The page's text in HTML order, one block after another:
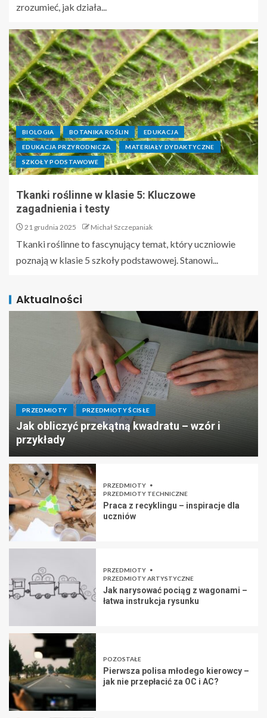
zrozumieć, jak działa...
BIOLOGIA BOTANIKA ROŚLIN EDUKACJA
EDUKACJA PRZYRODNICZA MATERIAŁY DYDAKTYCZNE
SZKOŁY PODSTAWOWE
Tkanki roślinne w klasie 5: Kluczowe
zagadnienia i testy
21 grudnia 2025 Michał Szczepaniak
Tkanki roślinne to fascynujący temat, który uczniowie
poznają w klasie 5 szkoły podstawowej. Stanowi...
Aktualności
PRZEDMIOTY PRZEDMIOTY ŚCISŁE
Jak obliczyć przekątną kwadratu – wzór i
przykłady
PRZEDMIOTY
PRZEDMIOTY TECHNICZNE
Praca z recyklingu – inspiracje dla
uczniów
PRZEDMIOTY
PRZEDMIOTY ARTYSTYCZNE
Jak narysować pociąg z wagonami –
łatwa instrukcja rysunku
POZOSTAŁE
Pierwsza polisa młodego kierowcy –
jak nie przepłacić za OC i AC?